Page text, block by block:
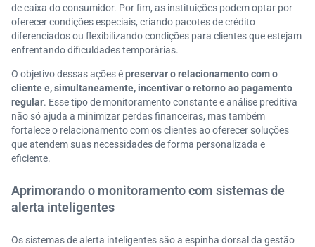
de caixa do consumidor. Por fim, as instituições podem optar por
oferecer condições especiais, criando pacotes de crédito
diferenciados ou flexibilizando condições para clientes que estejam
enfrentando dificuldades temporárias.
O objetivo dessas ações épreservar o relacionamento com o
cliente e, simultaneamente, incentivar o retorno ao pagamento
regular. Esse tipo de monitoramento constante e análise preditiva
não só ajuda a minimizar perdas financeiras, mas também
fortalece o relacionamento com os clientes ao oferecer soluções
que atendem suas necessidades de forma personalizada e
eficiente.
Aprimorando o monitoramento com sistemas de
alerta inteligentes
Os sistemas de alerta inteligentes são a espinha dorsal da gestão